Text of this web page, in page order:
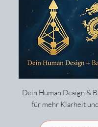
Dein Human Design &
für mehr Klarheit